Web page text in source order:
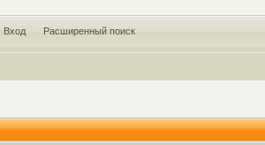
Вход Расширенный поиск